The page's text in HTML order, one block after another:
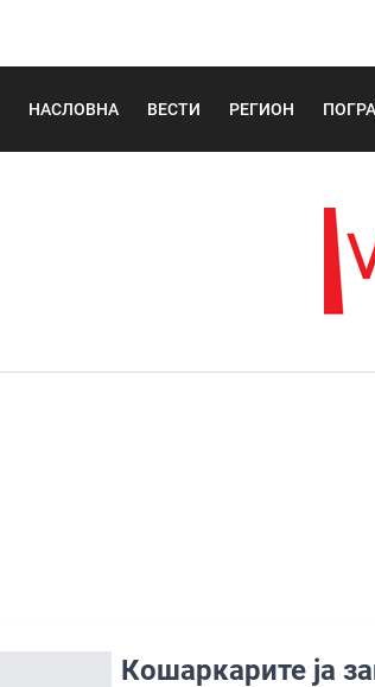
НАСЛОВНА ВЕСТИ РЕГИОН
Кошаркарите ја